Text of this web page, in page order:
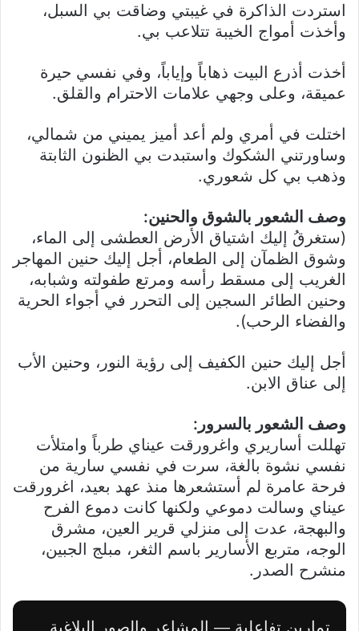
استردت الذاكرة في غيبتي وضاقت بي السبل،
وأخذت أمواج الخيبة تتلاعب بي.
أخذت أذرع البيت ذهاباً وإياباً، وفي نفسي حيرة
عميقة، وعلى وجهي علامات الاحترام والقلق.
اختلت في أمري ولم أعد أميز يميني من شمالي،
وساورتني الشكوك واستبدت بي الظنون الثابتة
وذهب بي كل شعوري.
وصف الشعور بالشوق والحنين:
(ستغرقُ إليك اشتياق الأرض العطشى إلى الماء،
وشوق الظمآن إلى الطعام، أجل إليك حنين المهاجر
الغريب إلى مسقط رأسه ومرتع طفولته وشبابه،
وحنين الطائر السجين إلى التحرر في أجواء الحرية
والفضاء الرحب).
أجل إليك حنين الكفيف إلى رؤية النور، وحنين الأب
إلى عناق الابن.
وصف الشعور بالسرور:
تهللت أساريري واغرورقت عيناي طرباً وامتلأت
نفسي نشوة بالغة، سرت في نفسي سارية من
فرحة عامرة لم أستشعرها منذ عهد بعيد، اغرورقت
عيناي وسالت دموعي ولكنها كانت دموع الفرح
والبهجة، عدت إلى منزلي قرير العين، مشرق
الوجه، متربع الأسارير باسم الثغر، مبلج الجبين،
منشرح الصدر.
تمارين تفاعلية — المشاعر والصور البلاغية